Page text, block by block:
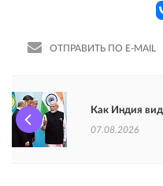
ОТПРАВИТЬ ПО E-MAIL
Как Индия
07.08.2026